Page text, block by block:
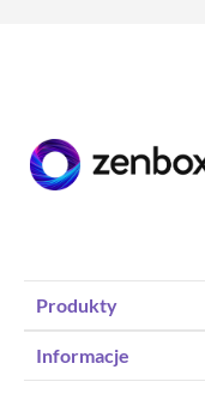
Produkty
Informacje